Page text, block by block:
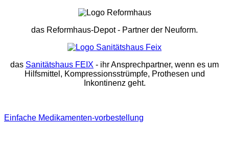
das Reformhaus-Depot- Partner der Neuform.
das Sanitätshaus FEIX - ihr Ansprechpartner, wenn es um
Hilfsmittel, Kompressionsstrümpfe, Prothesen und
Inkontinenz geht.
Einfache Medikamenten-vorbestellung